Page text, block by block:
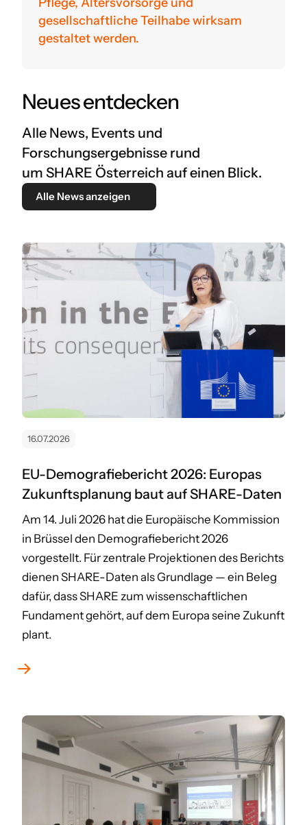
gesellschaftliche Teilhabe wirksam
gestaltet werden.
Neues entdecken
Alle News, Events und
Forschungsergebnisse rund
um SHARE Österreich auf einen Blick.
Alle News anzeigen
16.07.2026
EU-Demografiebericht 2026: Europas
Zukunftsplanung baut auf SHARE-Daten
Am 14. Juli 2026 hat die Europäische Kommission
in Brüssel den Demografiebericht 2026
vorgestellt. Für zentrale Projektionen des Berichts
dienen SHARE-Daten als Grundlage — ein Beleg
dafür, dass SHARE zum wissenschaftlichen
Fundament gehört, auf dem Europa seine Zukunft
plant.